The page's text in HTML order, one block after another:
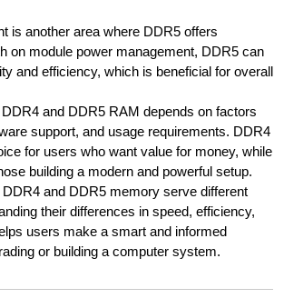
is another area where DDR5 offers
on module power management, DDR5 can
and efficiency, which is beneficial for overall
and DDR5 RAM depends on factors
support, and usage requirements. DDR4
for users who want value for money, while
building a modern and powerful setup.
and DDR5 memory serve different
their differences in speed, efficiency,
users make a smart and informed
or building a computer system.